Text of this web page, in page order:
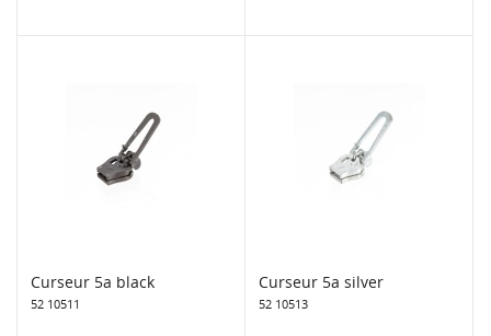
Curseur 5a black
52 10511
Curseur 5a silver
52 10513